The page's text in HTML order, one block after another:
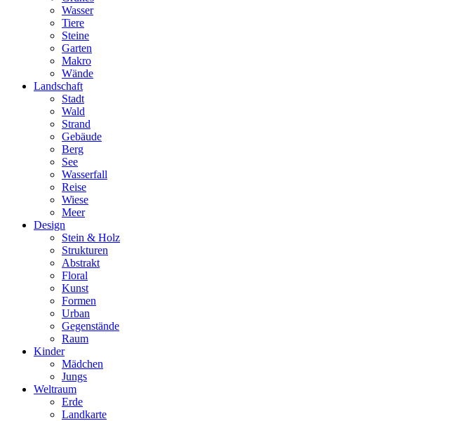
Wasser
Tiere
Steine
Garten
Makro
Wände
Landschaft
Stadt
Wald
Strand
Gebäude
Berg
See
Wasserfall
Reise
Wiese
Meer
Design
Stein & Holz
Strukturen
Abstrakt
Floral
Kunst
Formen
Urban
Gegenstände
Raum
Kinder
Mädchen
Jungs
Weltraum
Erde
Landkarte